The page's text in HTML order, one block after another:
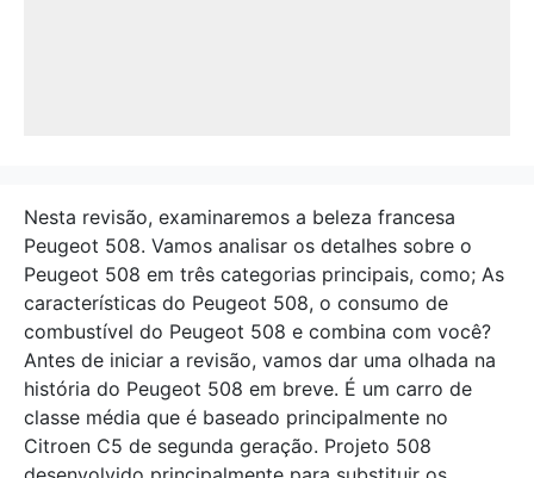
Nesta revisão, examinaremos a beleza francesa
Peugeot 508. Vamos analisar os detalhes sobre o
Peugeot 508 em três categorias principais, como; As
características do Peugeot 508, o consumo de
combustível do Peugeot 508 e combina com você?
Antes de iniciar a revisão, vamos dar uma olhada na
história do Peugeot 508 em breve. É um carro de
classe média que é baseado principalmente no
Citroen C5 de segunda geração. Projeto 508